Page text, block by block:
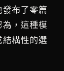
布了零篇
，這種模
構性的選